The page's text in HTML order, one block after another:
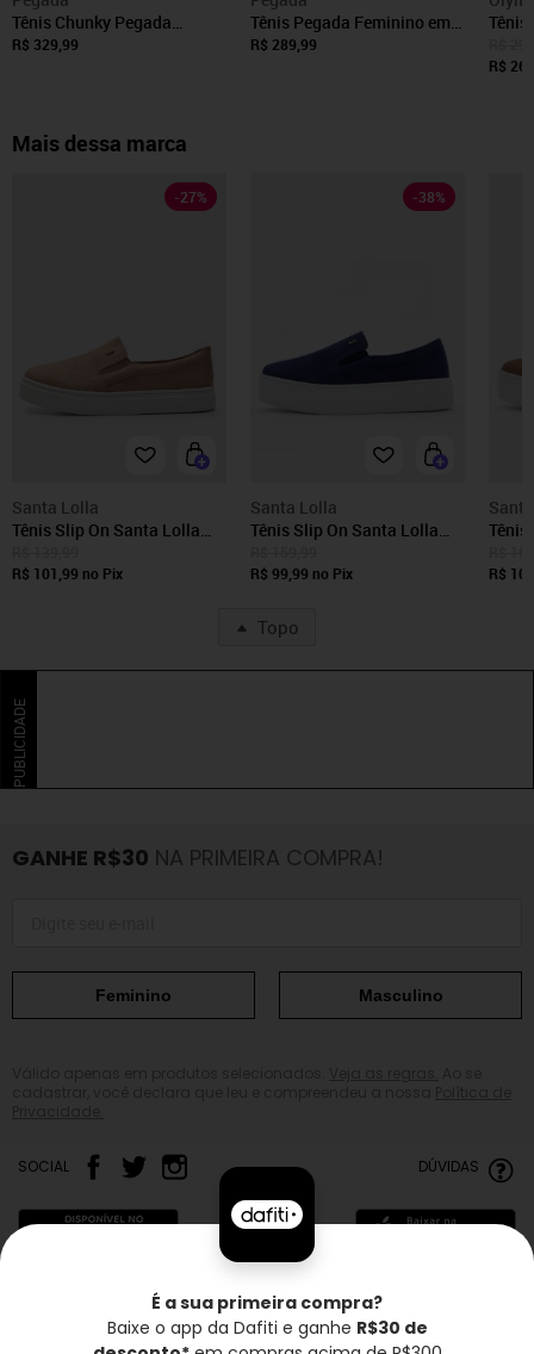
Tênis Chunky Pegada
Feminino em Tecido Grey
39
R$ 329,99
Tênis Pegada Feminino em
Couro Preto 211227-03
R$ 289,99
R$
Mais dessa marca
-27%
Santa Lolla
Tênis Slip On Santa Lolla
R$ 101,99 no Pix
-38%
Santa Lolla
Tênis Slip On Santa Lolla
R$ 99,99 no Pix
Tênis
R$
Topo
PUBLICIDADE
GANHE R$30 NA PRIMEIRA COMPRA!
Feminino Masculino
SOCIAL DÚVIDAS
Frete grátis* Troca grátis Entrega rápida
É a sua primeira compra?
Baixe o app da Dafiti e ganhe R$30 de